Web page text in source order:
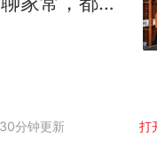
？
分钟更新 打